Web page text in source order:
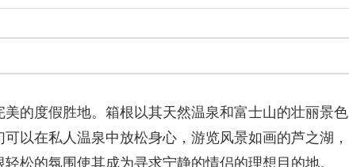
的度假胜地。箱根以其天然温泉和富士山的壮丽景色
以在私人温泉中放松身心，游览风景如画的芦之湖，
松的氛围使其成为寻求宁静的情侣的理想目的地。